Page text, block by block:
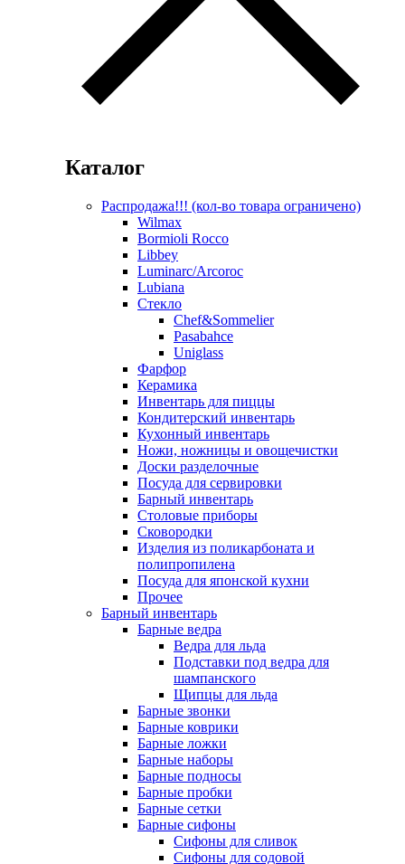
Каталог
Распродажа!!! (кол-во товара ограничено)
Wilmax
Bormioli Rocco
Libbey
Luminarc/Arcoroc
Lubiana
Стекло
Chef&Sommelier
Pasabahce
Uniglass
Фарфор
Керамика
Инвентарь для пиццы
Кондитерский инвентарь
Кухонный инвентарь
Ножи, ножницы и овощечистки
Доски разделочные
Посуда для сервировки
Барный инвентарь
Столовые приборы
Сковородки
Изделия из поликарбоната и
полипропилена
Посуда для японской кухни
Прочее
Барный инвентарь
Барные ведра
Ведра для льда
Подставки под ведра для
шампанского
Щипцы для льда
Барные звонки
Барные коврики
Барные ложки
Барные наборы
Барные подносы
Барные пробки
Барные сетки
Барные сифоны
Сифоны для сливок
Сифоны для содовой